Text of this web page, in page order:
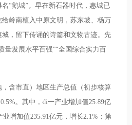
“鹅城”。早在新石器时代，惠城已
岭南植入中原文明，苏东坡、杨万
，留下传诵的诗篇和文物古迹。先
量发展水平百强”“全国综合实力百
，含市直）地区生产总值（初步核算
。其中，di一产业增加值25.89亿
增加值235.91亿元，增长2.1%；第